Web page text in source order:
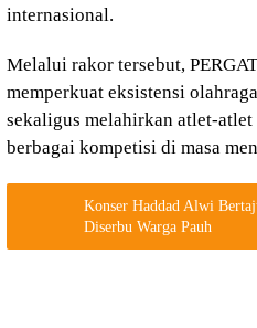
internasional.
Melalui rakor tersebut,
memperkuat eksistensi
sekaligus melahirkan atlet-atlet
berbagai kompetisi di masa
Konser Haddad Alwi
Diserbu Warga Pauh